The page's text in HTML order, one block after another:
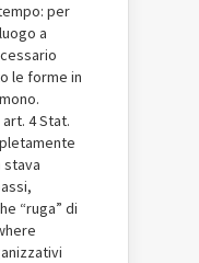
per
a
le forme in
4 Stat.
stava
“ruga” di